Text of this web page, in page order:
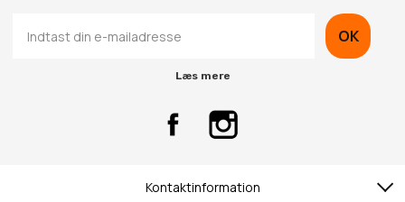
OK
Læs mere
Kontaktinformation